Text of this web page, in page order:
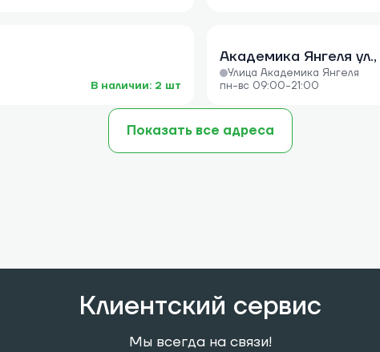
В наличии: 2 шт
Академика Янгеля ул.,
Улица Академика Янгеля
пн-вс 09:00-21:00
Показать все адреса
Клиентский сервис
Мы всегда на связи!